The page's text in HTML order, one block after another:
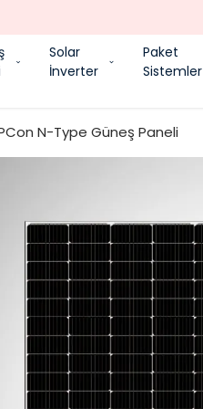
Solar
İnverter
Paket
Sistemler
N-Type Güneş Paneli